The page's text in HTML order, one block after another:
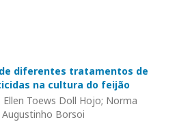
diferentes tratamentos de
na cultura do feijão
Toews Doll Hojo; Norma
Borsoi